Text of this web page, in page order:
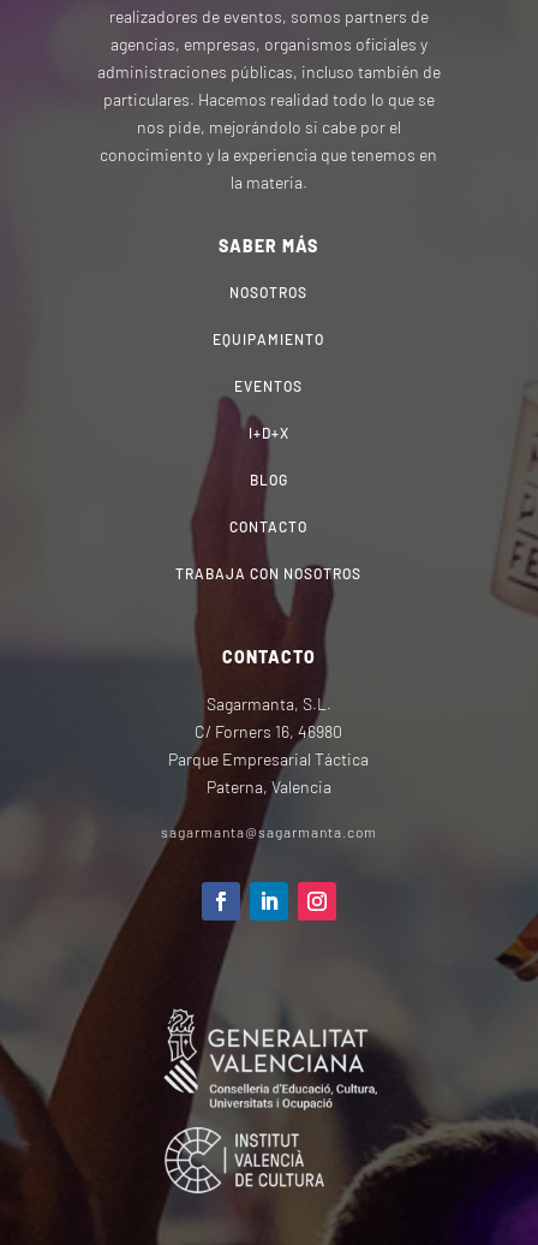
realizadores de eventos, somos partners de
agencias, empresas, organismos oficiales y
administraciones públicas, incluso también de
particulares. Hacemos realidad todo lo que se
nos pide, mejorándolo si cabe por el
conocimiento y la experiencia que tenemos en
la materia.
SABER MÁS
NOSOTROS
EQUIPAMIENTO
EVENTOS
I+D+X
BLOG
CONTACTO
TRABAJA CON NOSOTROS
CONTACTO
Sagarmanta, S.L.
C/ Forners 16, 46980
Parque Empresarial Táctica
Paterna, Valencia
sagarmanta@sagarmanta.com